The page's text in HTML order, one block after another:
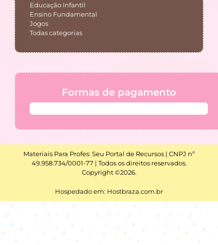
Educação Infantil
Ensino Fundamental
Jogos
Todas categorias
Formas de pagamento
Materiais Para Profes: Seu Portal de Recursos | CNPJ nº
49.958.734/0001-77 | Todos os direitos reservados.
Copyright ©2026.
Hospedado em: Hostbraza.com.br